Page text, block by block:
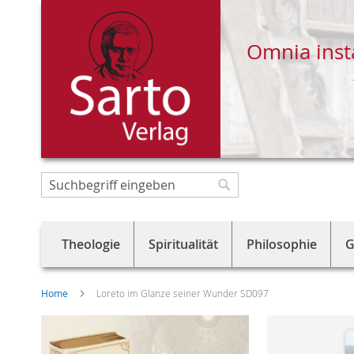
Direkt
zum
Omnia
Suche
Theologie Spiritualität Philosophie
Home Loreto im Glanze seiner Wunder SD097